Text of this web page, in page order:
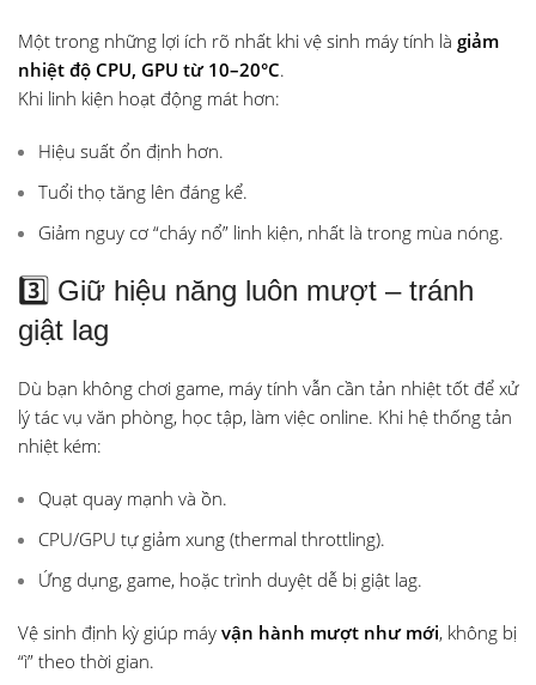
Một trong những lợi ích rõ nhất khi vệ sinh máy tính là giảm
nhiệt độ CPU, GPU từ 10–20°C.
Khi linh kiện hoạt động mát hơn:
Hiệu suất ổn định hơn.
Tuổi thọ tăng lên đáng kể.
Giảm nguy cơ “cháy nổ” linh kiện, nhất là trong mùa nóng.
3️⃣ Giữ hiệu năng luôn mượt – tránh
giật lag
Dù bạn không chơi game, máy tính vẫn cần tản nhiệt tốt để xử
lý tác vụ văn phòng, học tập, làm việc online. Khi hệ thống tản
nhiệt kém:
Quạt quay mạnh và ồn.
CPU/GPU tự giảm xung (thermal throttling).
Ứng dụng, game, hoặc trình duyệt dễ bị giật lag.
Vệ sinh định kỳ giúp máy vận hành mượt như mới, không bị
“ì” theo thời gian.